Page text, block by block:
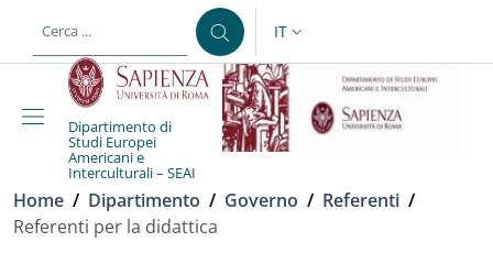
al contenuto principale
SELETTORE LINGUA:
IT
Dipartimento di
Studi Europei
Americani e
Interculturali – SEAI
Briciole di pane
Home / Dipartimento / Governo / Referenti /
Referenti per la didattica